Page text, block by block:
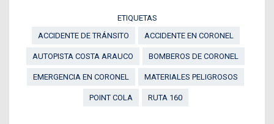
ETIQUETAS
ACCIDENTE DE TRÁNSITO
ACCIDENTE EN CORONEL
AUTOPISTA COSTA ARAUCO BOMBEROS DE CORONEL
EMERGENCIA EN CORONEL MATERIALES PELIGROSOS
POINT COLA RUTA 160